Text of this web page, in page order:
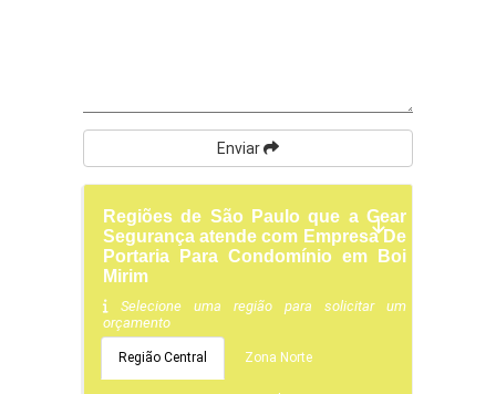
Enviar
Regiões de São Paulo que a Gear
Segurança atende com Empresa De
Portaria Para Condomínio em Boi
Mirim
Selecione uma região para solicitar um
orçamento
Região Central Zona Norte